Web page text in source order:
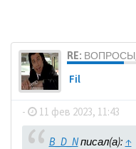
RE:
Fil
- 11 фев 2023, 11:43
B_D_Nписал(а): ↑